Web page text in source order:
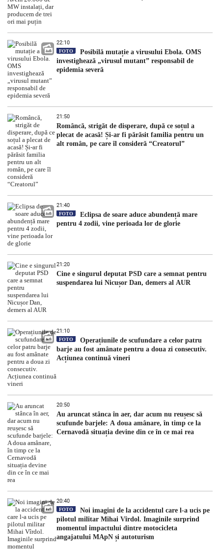
22:10
FOTO
Posibilă mutație a virusului Ebola. OMS
investighează „virusul mutant” responsabil de
epidemia severă
21:50
Româncă, strigăt de disperare, după ce soțul a
plecat de acasă! Și-ar fi părăsit familia pentru un
alt român, pe care îl consideră “Creatorul”
21:40
FOTO
Eclipsa de soare aduce abundență mare
pentru 4 zodii, vine perioada lor de glorie
21:20
Cine e singurul deputat PSD care a semnat pentru
suspendarea lui Nicușor Dan, demers al AUR
21:10
FOTO
Operațiunile de scufundare a celor patru
barje au fost amânate pentru a doua zi consecutiv.
Acțiunea continuă vineri
20:50
Au aruncat stânca în aer, dar acum nu reușesc să
scufunde barjele: A doua amânare, în timp ce la
Cernavodă situația devine din ce în ce mai rea
20:40
FOTO
Noi imagini de la accidentul care l-a ucis pe
pilotul militar Mihai Vîrdol. Imaginile surprind
momentul impactului dintre motocicleta
angajatului MApN și autoturism